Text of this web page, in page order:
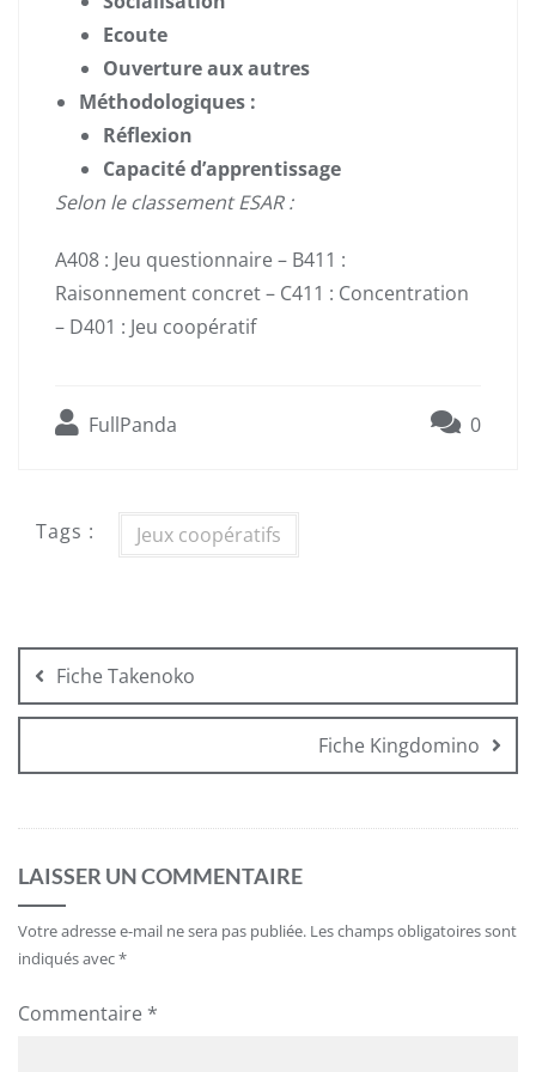
Ecoute
Ouverture aux autres
Méthodologiques :
Réflexion
Capacité d’apprentissage
Selon le classement ESAR :
A408 : Jeu questionnaire – B411 :
Raisonnement concret – C411 : Concentration
– D401 : Jeu coopératif
FullPanda 0
Tags : Jeux coopératifs
de
l’article
Fiche Takenoko
Fiche Kingdomino
LAISSER UN COMMENTAIRE
Votre adresse e-mail ne sera pas publiée. Les champs obligatoires sont
indiqués avec*
Commentaire *